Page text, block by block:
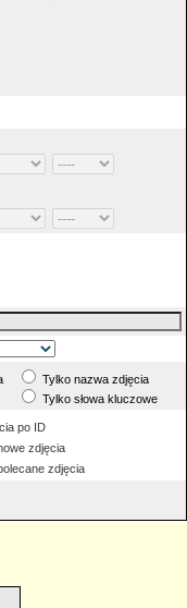
Tylko nazwa zdjęcia
Tylko słowa kluczowe
po ID
zdjęcia
zdjęcia